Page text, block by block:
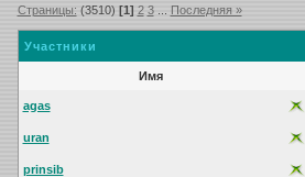
Страницы: (3510) [1] 2 3... Последняя »
Участники
Имя
agas
uran
prinsib